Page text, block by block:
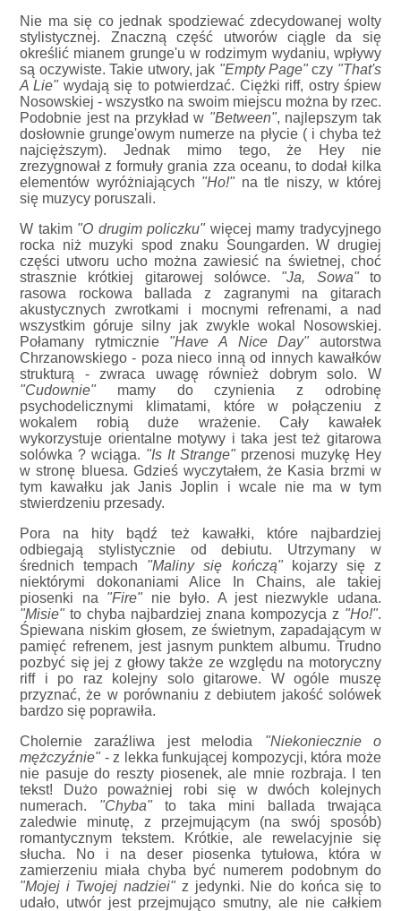
Nie ma się co jednak spodziewać zdecydowanej wolty
stylistycznej. Znaczną część utworów ciągle da się
określić mianem grunge'u w rodzimym wydaniu, wpływy
są oczywiste. Takie utwory, jak "Empty Page"czy "That's
A Lie"wydają się to potwierdzać. Ciężki riff, ostry śpiew
Nosowskiej - wszystko na swoim miejscu można by rzec.
Podobnie jest na przykład w "Between", najlepszym tak
dosłownie grunge'owym numerze na płycie ( i chyba też
najcięższym). Jednak mimo tego, że Hey nie
zrezygnował z formuły grania zza oceanu, to dodał kilka
elementów wyróżniających "Ho!"na tle niszy, w której
się muzycy poruszali.
W takim "O drugim policzku"więcej mamy tradycyjnego
rocka niż muzyki spod znaku Soungarden. W drugiej
części utworu ucho można zawiesić na świetnej, choć
strasznie krótkiej gitarowej solówce. "Ja, Sowa"to
rasowa rockowa ballada z zagranymi na gitarach
akustycznych zwrotkami i mocnymi refrenami, a nad
wszystkim góruje silny jak zwykle wokal Nosowskiej.
Połamany rytmicznie "Have A Nice Day"autorstwa
Chrzanowskiego - poza nieco inną od innych kawałków
strukturą - zwraca uwagę również dobrym solo. W
"Cudownie"mamy do czynienia z odrobinę
psychodelicznymi klimatami, które w połączeniu z
wokalem robią duże wrażenie. Cały kawałek
wykorzystuje orientalne motywy i taka jest też gitarowa
solówka ? wciąga. "Is It Strange"przenosi muzykę Hey
w stronę bluesa. Gdzieś wyczytałem, że Kasia brzmi w
tym kawałku jak Janis Joplin i wcale nie ma w tym
stwierdzeniu przesady.
Pora na hity bądź też kawałki, które najbardziej
odbiegają stylistycznie od debiutu. Utrzymany w
średnich tempach "Maliny się kończą"kojarzy się z
niektórymi dokonaniami Alice In Chains, ale takiej
piosenki na "Fire"nie było. A jest niezwykle udana.
"Misie"to chyba najbardziej znana kompozycja z "Ho!".
Śpiewana niskim głosem, ze świetnym, zapadającym w
pamięć refrenem, jest jasnym punktem albumu. Trudno
pozbyć się jej z głowy także ze względu na motoryczny
riff i po raz kolejny solo gitarowe. W ogóle muszę
przyznać, że w porównaniu z debiutem jakość solówek
bardzo się poprawiła.
Cholernie zaraźliwa jest melodia "Niekoniecznie o
mężczyźnie"- z lekka funkującej kompozycji, która może
nie pasuje do reszty piosenek, ale mnie rozbraja. I ten
tekst! Dużo poważniej robi się w dwóch kolejnych
numerach. "Chyba"to taka mini ballada trwająca
zaledwie minutę, z przejmującym (na swój sposób)
romantycznym tekstem. Krótkie, ale rewelacyjnie się
słucha. No i na deser piosenka tytułowa, która w
zamierzeniu miała chyba być numerem podobnym do
"Mojej i Twojej nadziei"z jedynki. Nie do końca się to
udało, utwór jest przejmująco smutny, ale nie całkiem